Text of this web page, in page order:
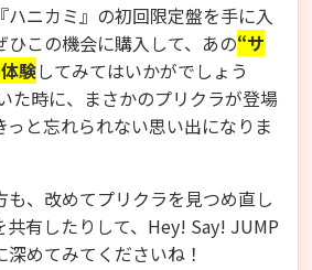
ハニカミ』の初回限定盤を手に入
ひこの機会に購入して、あの“サ
験してみてはいかがでしょう
た時に、まさかのプリクラが登場
っと忘れられない思い出になりま
も、改めてプリクラを見つめ直し
共有したりして、Hey! Say! JUMP
めてみてくださいね！